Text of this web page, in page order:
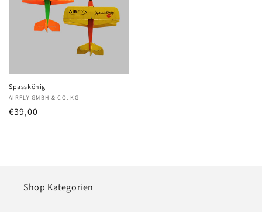
Spasskönig
Anbieter:
AIRFLY GMBH & CO. KG
Normaler
€39,00
Shop Kategorien